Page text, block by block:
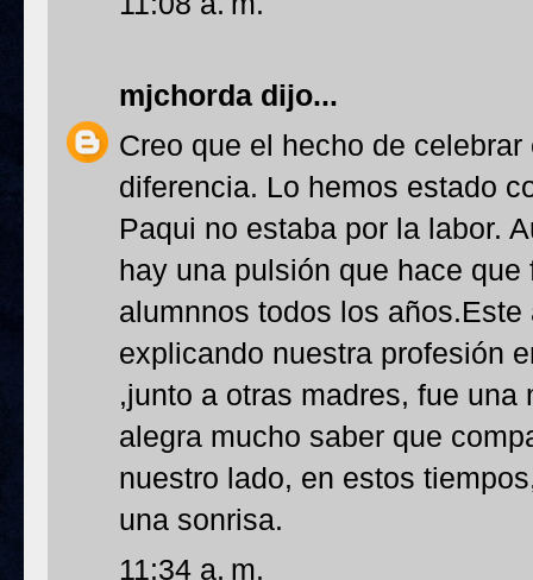
mjchorda dijo...
Creo que el hecho de
diferencia. Lo hemos estado
Paqui no estaba por la labor.
hay una pulsión que hace
alumnnos todos los
explicando nuestra profesión
,junto a otras madres, fue
alegra mucho saber que
nuestro lado, en estos
una sonrisa.
11:34 a. m.